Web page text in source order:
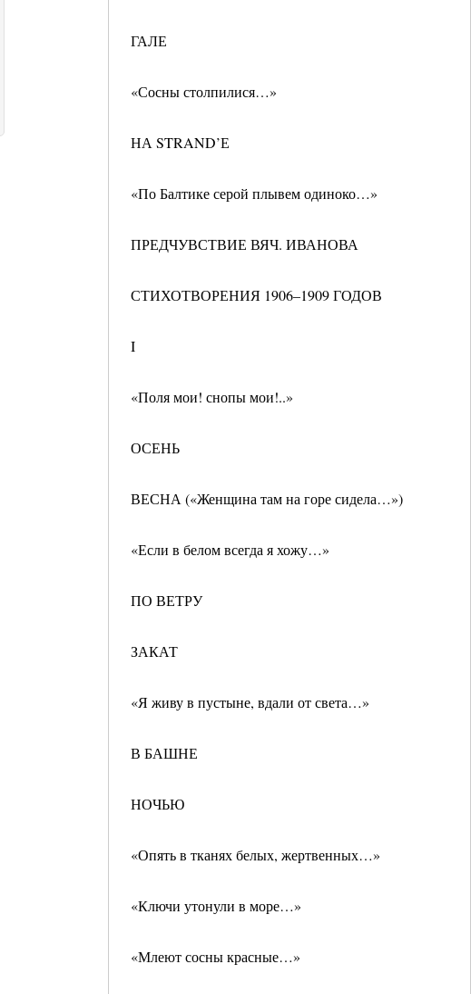
ГАЛЕ
«Сосны столпилися…»
НА STRAND’Е
«По Балтике серой плывем одиноко…»
ПРЕДЧУВСТВИЕ ВЯЧ. ИВАНОВА
СТИХОТВОРЕНИЯ 1906–1909 ГОДОВ
I
«Поля мои! снопы мои!..»
ОСЕНЬ
ВЕСНА («Женщина там на горе сидела…»)
«Если в белом всегда я хожу…»
ПО ВЕТРУ
ЗАКАТ
«Я живу в пустыне, вдали от света…»
В БАШНЕ
НОЧЬЮ
«Опять в тканях белых, жертвенных…»
«Ключи утонули в море…»
«Млеют сосны красные…»